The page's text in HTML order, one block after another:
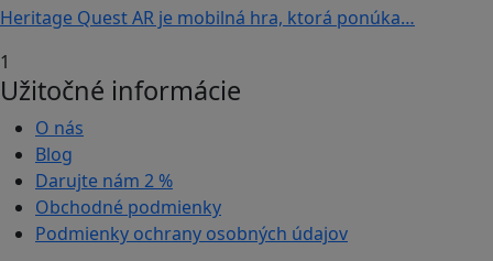
Heritage Quest AR je mobilná hra, ktorá ponúka…
1
Užitočné informácie
O nás
Blog
Darujte nám 2 %
Obchodné podmienky
Podmienky ochrany osobných údajov